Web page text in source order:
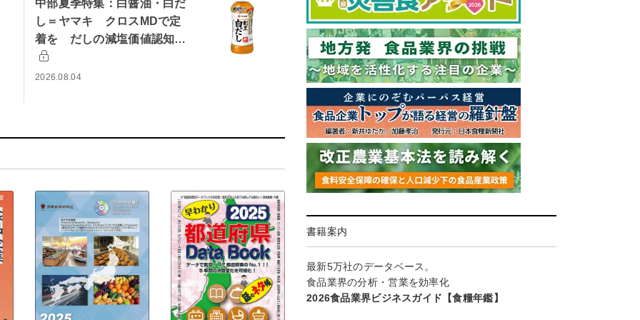
中部夏季特集：白醤油・白だ
し＝ヤマキ クロスMDで定
着を だしの減塩価値認知…
2026.08.04
書籍案内
最新5万社のデータベース。
食品業界の分析・営業を効率化
2026食品業界ビジネスガイド【食糧年鑑】